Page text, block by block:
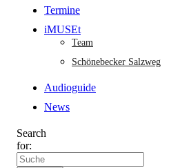
Termine
iMUSEt
Team
Schönebecker Salzweg
Audioguide
News
Search
for: